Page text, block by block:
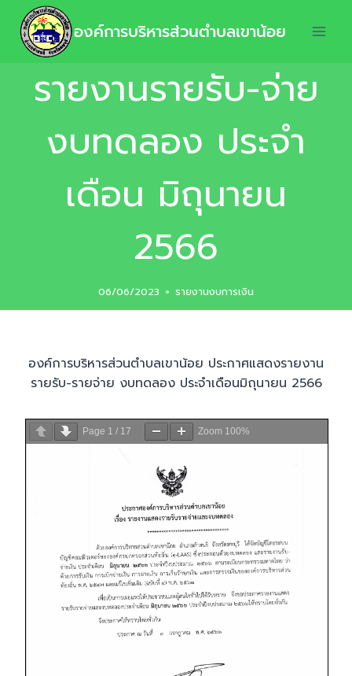
องค์การบริหารส่วนตำบลเขาน้อย
รายงานรายรับ-จ่าย
งบทดลอง ประจำ
เดือน มิถุนายน
2566
06/06/2023 รายงานงบการเงิน
องค์การบริหารส่วนตำบลเขาน้อย ประกาศแสดงรายงาน
รายรับ-รายจ่าย งบทดลอง ประจำเดือนมิถุนายน 2566
Page 1 / 17 Zoom 100%